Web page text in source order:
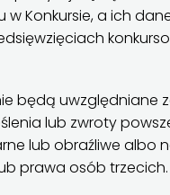
w Konkursie, a ich
będą uwzględniane
lub zwroty
lub obraźliwe albo
prawa osób trzecich.